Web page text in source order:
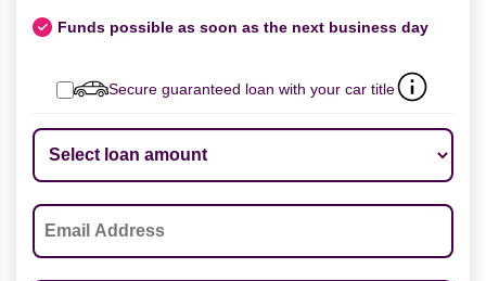
Funds possible as soon as the next business day
Secure guaranteed loan with your car title